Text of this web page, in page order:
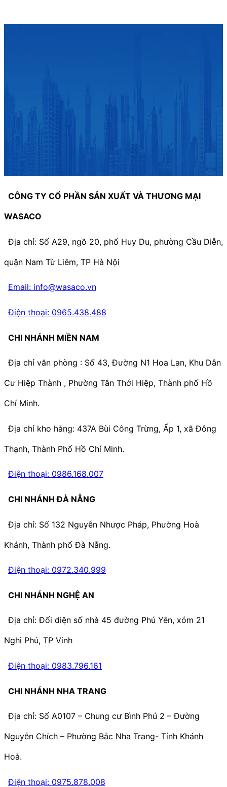
CÔNG TY CỔ PHẦN SẢN XUẤT VÀ THƯƠNG MẠI
WASACO
Địa chỉ: Số A29, ngõ 20, phố Huy Du, phường Cầu Diễn,
quận Nam Từ Liêm, TP Hà Nội
Email: info@wasaco.vn
Điện thoại: 0965.438.488
CHI NHÁNH MIỀN NAM
Địa chỉ văn phòng : Số 43, Đường N1 Hoa Lan, Khu Dân
Cư Hiệp Thành , Phường Tân Thới Hiệp, Thành phố Hồ
Chí Minh.
Địa chỉ kho hàng: 437A Bùi Công Trừng, Ấp 1, xã Đông
Thạnh, Thành Phố Hồ Chí Minh.
Điện thoại: 0986.168.007
CHI NHÁNH ĐÀ NẴNG
Địa chỉ: Số 132 Nguyễn Nhược Pháp, Phường Hoà
Khánh, Thành phố Đà Nẵng.
Điện thoại: 0972.340.999
CHI NHÁNH NGHỆ AN
Địa chỉ: Đối diện số nhà 45 đường Phú Yên, xóm 21
Nghi Phú, TP Vinh
Điện thoại: 0983.796.161
CHI NHÁNH NHA TRANG
Địa chỉ: Số A0107 – Chung cư Bình Phú 2 – Đường
Nguyễn Chích – Phường Bắc Nha Trang- Tỉnh Khánh
Hoà.
Điện thoại: 0975.878.008